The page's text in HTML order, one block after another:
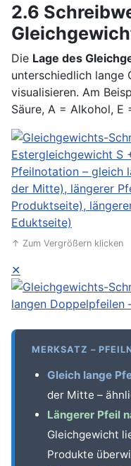
2.6
Die Lage des
unterschiedlich lange
visualisieren. Am
Säure, A = Alkohol, E
↑ Zum Vergrößern klicken
✕
MERKSATZ –
Gleich lange
der Mitte –
Längerer Pfeil
Gleichgewicht
Produkte